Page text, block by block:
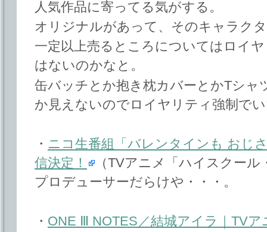
人気作品に寄ってる気がする。
オリジナルがあって、そのキャラク
一定以上売るところについてはロイ
はないのかなと。
缶バッチとか抱き枕カバーとかTシャ
か見えないのでロイヤリティ強制で
・ ニコ生番組「バレンタインも おじ
信決定！
（TVアニメ「ハイスクー
プロデューサーだらけや・・・。
・ ONE Ⅲ NOTES／結城アイラ｜TV